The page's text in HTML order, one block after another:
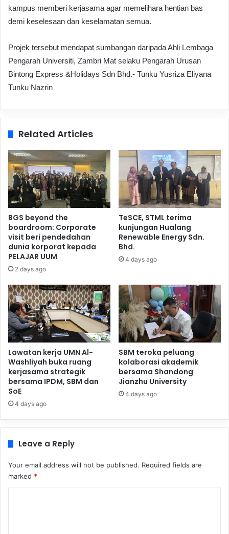
kampus memberi kerjasama agar memelihara hentian bas
demi keselesaan dan keselamatan semua.
Projek tersebut mendapat sumbangan daripada Ahli Lembaga
Pengarah Universiti, Zambri Mat selaku Pengarah Urusan
Bintong Express &Holidays Sdn Bhd.- Tunku Yusriza Eliyana
Tunku Nazrin
Related Articles
BGS beyond the
boardroom: Corporate
visit beri pendedahan
dunia korporat kepada
PELAJAR UUM
2 days ago
TeSCE, STML terima
kunjungan Hualang
Renewable Energy Sdn.
Bhd.
4 days ago
Lawatan kerja UMN Al-
Washliyah buka ruang
kerjasama strategik
bersama IPDM, SBM dan
SoE
4 days ago
SBM teroka peluang
kolaborasi akademik
bersama Shandong
Jianzhu University
4 days ago
Leave a Reply
Your email address will not be published. Required fields are
marked *